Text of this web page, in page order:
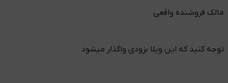
مالک فروشنده واقعی
توجه کنید که این ویلا بزودی واگذار میشود